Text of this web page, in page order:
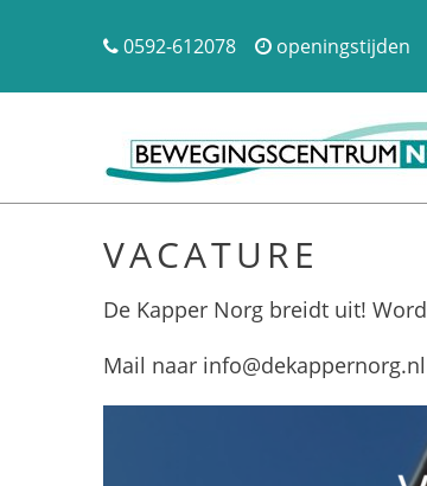
0592-612078 openingstijden
VACATURE
De Kapper Norg breidt uit!
Mail naar info@dekappernorg.nl